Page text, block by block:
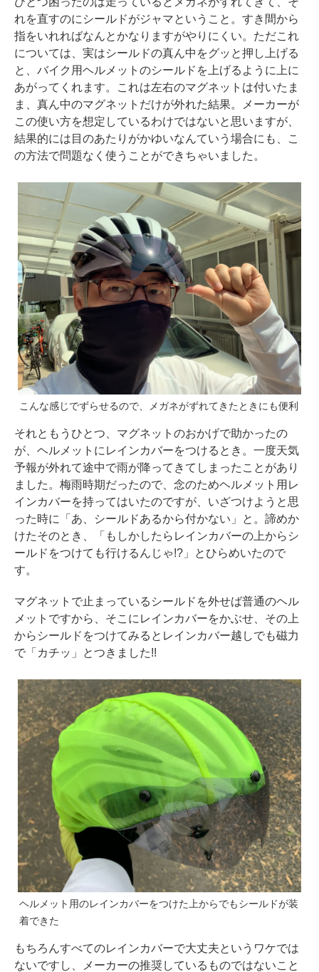
れを直すのにシールドがジャマということ。すき間から
指をいれればなんとかなりますがやりにくい。ただこれ
については、実はシールドの真ん中をグッと押し上げる
と、バイク用ヘルメットのシールドを上げるように上に
あがってくれます。これは左右のマグネットは付いたま
ま、真ん中のマグネットだけが外れた結果。メーカーが
この使い方を想定しているわけではないと思いますが、
結果的には目のあたりがかゆいなんていう場合にも、こ
の方法で問題なく使うことができちゃいました。
こんな感じでずらせるので、メガネがずれてきたときにも便利
それともうひとつ、マグネットのおかげで助かったの
が、ヘルメットにレインカバーをつけるとき。一度天気
予報が外れて途中で雨が降ってきてしまったことがあり
ました。梅雨時期だったので、念のためヘルメット用レ
インカバーを持ってはいたのですが、いざつけようと思
った時に「あ、シールドあるから付かない」と。諦めか
けたそのとき、「もしかしたらレインカバーの上からシ
ールドをつけても行けるんじゃ!?」とひらめいたので
す。
マグネットで止まっているシールドを外せば普通のヘル
メットですから、そこにレインカバーをかぶせ、その上
からシールドをつけてみるとレインカバー越しでも磁力
で「カチッ」とつきました!!
ヘルメット用のレインカバーをつけた上からでもシールドが装
着できた
もちろんすべてのレインカバーで大丈夫というワケでは
ないですし、メーカーの推奨しているものではないこと